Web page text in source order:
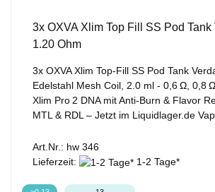
3x OXVA Xlim Top Fill SS Pod Tank
1.20 Ohm
3x OXVA Xlim Top‑Fill SS Pod Tank
Edelstahl Mesh Coil, 2.0 ml - 0,6 Ω, 0,8
Xlim Pro 2 DNA mit Anti‑Burn & Flavor
MTL & RDL – Jetzt im Liquidlager.de
Art.Nr.: hw 346
Lieferzeit:
1-2 Tage*